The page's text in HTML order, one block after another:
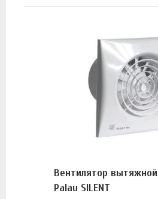
Вентилятор
Palau SILENT